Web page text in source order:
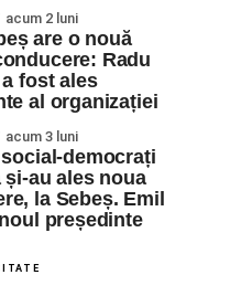
acum 2 luni
are o nouă
Radu
fost ales
al organizației
acum 3 luni
democrați
și-au ales noua
la Sebeș. Emil
președinte